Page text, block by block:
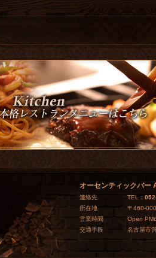
オーセンティックバー
連絡先 TEL：
所在地
〒 460-
営業時間
Open
交通手段
名古屋市